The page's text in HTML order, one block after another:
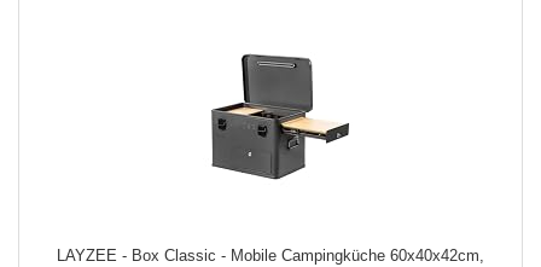
LAYZEE - Box Classic - Mobile Campingküche 60x40x42cm,